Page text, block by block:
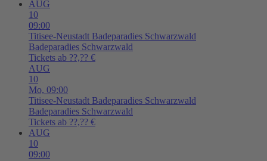
AUG
10
09:00
Titisee-Neustadt Badeparadies Schwarzwald
Badeparadies Schwarzwald
Tickets ab ??,?? €
AUG
10
Mo, 09:00
Titisee-Neustadt Badeparadies Schwarzwald
Badeparadies Schwarzwald
Tickets ab ??,?? €
AUG
10
09:00